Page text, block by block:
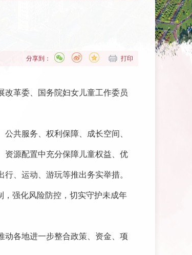
打印
分享到：
改革委、国务院妇女儿童工作委员
共服务、权利保障、成长空间、
资源配置中充分保障儿童权益、优
、运动、游玩等推出务实举措。
，强化风险防控，切实守护未成年
动各地进一步整合政策、资金、项